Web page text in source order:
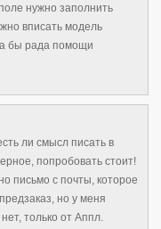
нужно заполнить
вписать модель
бы рада помощи
ли смысл писать в
попробовать стоит!
письмо с почты, которое
но у меня
только от Аппл.